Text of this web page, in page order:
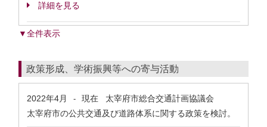
詳細を見る
▼全件表示
政策形成、学術振興等への寄与活動
2022年4月 - 現在 太宰府市総合交通計画協議会
太宰府市の公共交通及び道路体系に関する政策を検討。